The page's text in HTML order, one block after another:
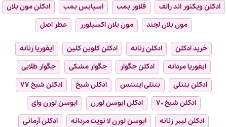
ادکلن ویکتور اند رالف
فلاور بمب اسپایس بمب
ادکلن مون بلان
مون بلان لجند
مون بلان اکسپلورر عطر اصل
خرید ادکلن ادکلن زنانه ادکلن کلوین کلین
ایفوریا زنانه
ایفوریا مردانه
ادکلن جگوار جگوار مشکی
جگوار طلایی
ادکلن بنتلی
بنتلی اینتنس ادکلن شیخ
ادکلن شیخ ۷۷
ادکلن شیخ ۷۰
ادکلن ایوسن لورن
ایوسن لورن وای
ادکلن لیبر زنانه
ایوسن لورن لا نویت مردانه
ادکلن آرمانی